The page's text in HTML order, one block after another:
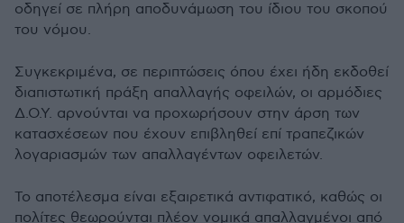
οδηγεί σε πλήρη αποδυνάμωση του ίδιου του σκοπού
του νόμου.
Συγκεκριμένα, σε περιπτώσεις όπου έχει ήδη εκδοθεί
διαπιστωτική πράξη απαλλαγής οφειλών, οι αρμόδιες
Δ.Ο.Υ. αρνούνται να προχωρήσουν στην άρση των
κατασχέσεων που έχουν επιβληθεί επί τραπεζικών
λογαριασμών των απαλλαγέντων οφειλετών.
Το αποτέλεσμα είναι εξαιρετικά αντιφατικό, καθώς οι
πολίτες θεωρούνται πλέον νομικά απαλλαγμένοι από